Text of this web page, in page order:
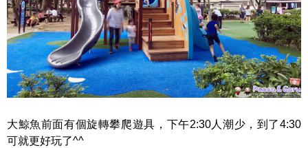
大鯨魚前面有個旋轉攀爬遊具，下午2:30人潮少，到了4:30
可就更好玩了^^